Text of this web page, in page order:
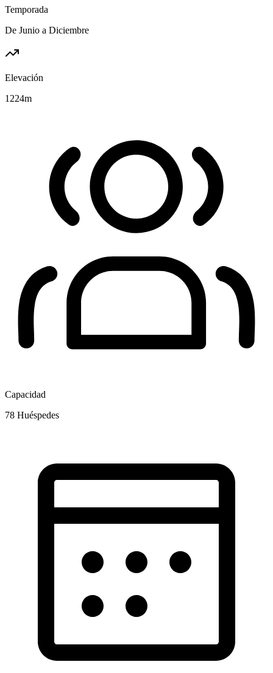
Temporada
De Junio a Diciembre
Elevación
1224m
Capacidad
78 Huéspedes